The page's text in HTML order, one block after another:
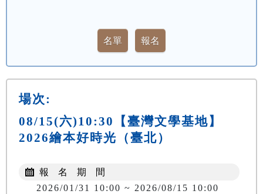
場次:
08/15(六)10:30【臺灣文學基地】
2026繪本好時光（臺北）
報 名 期 間
2026/01/31 10:00 ~ 2026/08/15 10:00